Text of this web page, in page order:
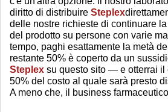
diritto di distribuire Steplex
delle nostre richieste di continuare
del prodotto su persone con varie
tempo, paghi esattamente la metà
restante 50% è coperto da un
Steplex su questo sito — e otterrai il
50% del costo al quale sarà presto
A meno che, il business